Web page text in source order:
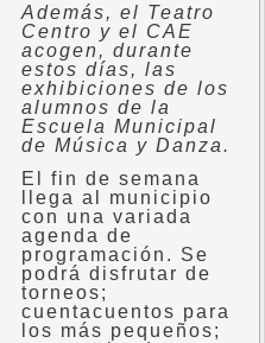
Además, el Teatro
Centro y el CAE
acogen, durante
estos días, las
exhibiciones de los
alumnos de la
Escuela Municipal
de Música y Danza.
El fin de semana
llega al municipio
con una variada
agenda de
programación. Se
podrá disfrutar de
torneos;
cuentacuentos para
los más pequeños;